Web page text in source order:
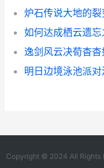
逸剑风云决荀杳
明日边境泳池派
Copyright © 2024 All Rights